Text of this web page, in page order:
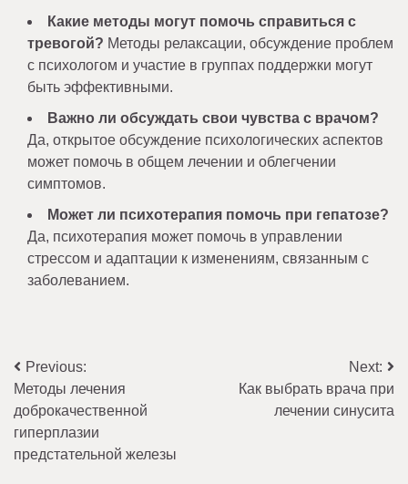
Какие методы могут помочь справиться с
тревогой? Методы релаксации, обсуждение проблем
с психологом и участие в группах поддержки могут
быть эффективными.
Важно ли обсуждать свои чувства с врачом?
Да, открытое обсуждение психологических аспектов
может помочь в общем лечении и облегчении
симптомов.
Может ли психотерапия помочь при гепатозе?
Да, психотерапия может помочь в управлении
стрессом и адаптации к изменениям, связанным с
заболеванием.
Навигация
по
записям
Previous:
Методы лечения
доброкачественной
гиперплазии
предстательной железы
Next:
Как выбрать врача при
лечении синусита